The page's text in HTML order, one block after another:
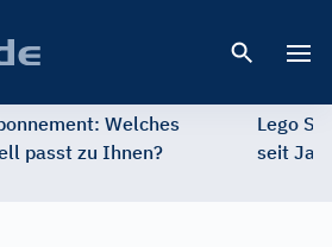
Welches
passt zu Ihnen?
Lego
seit